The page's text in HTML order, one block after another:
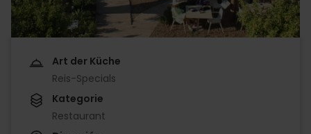
Art der Küche
Reis-Specials
Kategorie
Restaurant